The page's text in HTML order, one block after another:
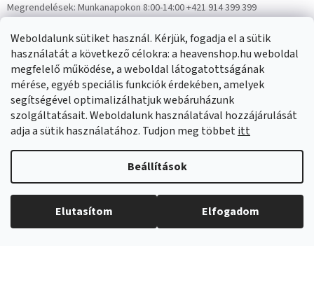
Weboldalunk sütiket használ. Kérjük, fogadja el a sütik
használatát a következő célokra: a heavenshop.hu weboldal
megfelelő működése, a weboldal látogatottságának
mérése, egyéb speciális funkciók érdekében, amelyek
segítségével optimalizálhatjuk webáruházunk
szolgáltatásait. Weboldalunk használatával hozzájárulását
adja a sütik használatához. Tudjon meg többetitt
Beállítások
Elutasítom Elfogadom
Megrendelések:Munkanapokon 8:00-14:00 +421 914 399 399
FacebookHeavenShop.sk
Eredményeink